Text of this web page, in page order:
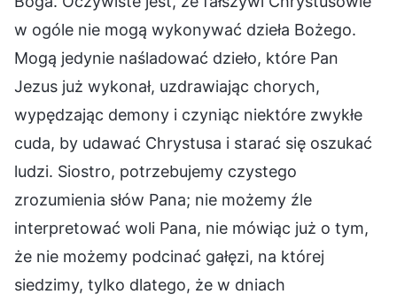
w ogóle nie mogą wykonywać dzieła Bożego.
Mogą jedynie naśladować dzieło, które Pan
Jezus już wykonał, uzdrawiając chorych,
wypędzając demony i czyniąc niektóre zwykłe
cuda, by udawać Chrystusa i starać się oszukać
ludzi. Siostro, potrzebujemy czystego
zrozumienia słów Pana; nie możemy źle
interpretować woli Pana, nie mówiąc już o tym,
że nie możemy podcinać gałęzi, na której
siedzimy, tylko dlatego, że w dniach